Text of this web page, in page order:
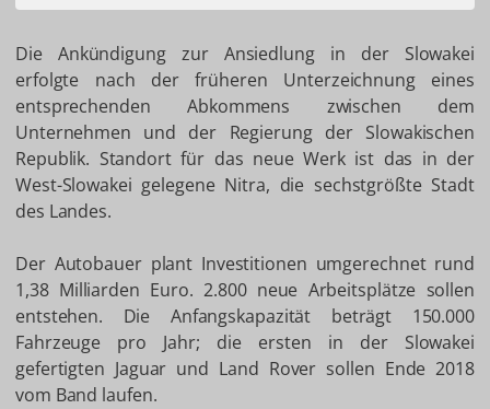
Die Ankündigung zur Ansiedlung in der Slowakei
erfolgte nach der früheren Unterzeichnung eines
entsprechenden Abkommens zwischen dem
Unternehmen und der Regierung der Slowakischen
Republik. Standort für das neue Werk ist das in der
West-Slowakei gelegene Nitra, die sechstgrößte Stadt
des Landes.
Der Autobauer plant Investitionen umgerechnet rund
1,38 Milliarden Euro. 2.800 neue Arbeitsplätze sollen
entstehen. Die Anfangskapazität beträgt 150.000
Fahrzeuge pro Jahr; die ersten in der Slowakei
gefertigten Jaguar und Land Rover sollen Ende 2018
vom Band laufen.